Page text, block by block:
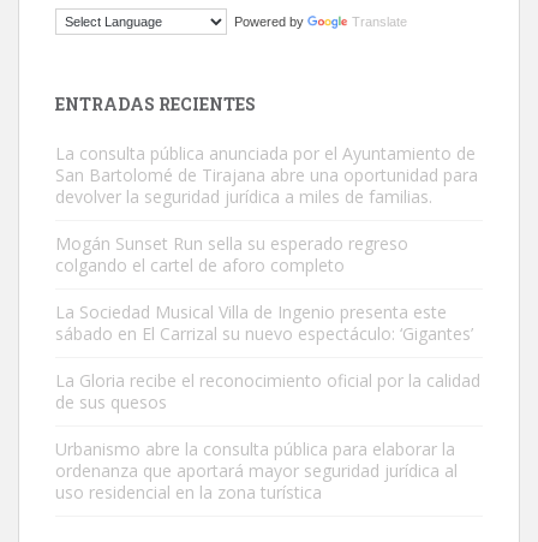
El ayuntamiento se va a llevar a Los Gatos callejeros de la zona los
Gato manso encontrado
Este gato macho ha aparecido en la calle hace menos de un mes,
es muy manso y extremadamente cari...
Powered by Translate
ENTRADAS RECIENTES
La consulta pública anunciada por el Ayuntamiento de
San Bartolomé de Tirajana abre una oportunidad para
devolver la seguridad jurídica a miles de familias.
Mogán Sunset Run sella su esperado regreso
colgando el cartel de aforo completo
La Sociedad Musical Villa de Ingenio presenta este
sábado en El Carrizal su nuevo espectáculo: ‘Gigantes’
La Gloria recibe el reconocimiento oficial por la calidad
de sus quesos
Urbanismo abre la consulta pública para elaborar la
ordenanza que aportará mayor seguridad jurídica al
uso residencial en la zona turística